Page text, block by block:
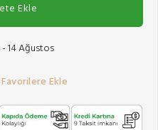
Ekle
14 Ağustos
Favorilere Ekle